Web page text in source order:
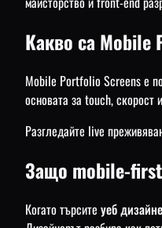
Какво са Mobile
Mobile Portfolio Screens е
основата за touch, скорост
Разгледайте live
Защо mobile-
Когато търсите уеб